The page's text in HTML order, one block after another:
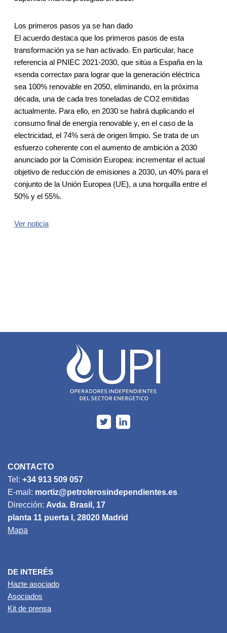
Los primeros pasos ya se han dado
El acuerdo destaca que los primeros pasos de esta
transformación ya se han activado. En particular, hace
referencia al PNIEC 2021-2030, que sitúa a España en la
«senda correcta» para lograr que la generación eléctrica
sea 100% renovable en 2050, eliminando, en la próxima
década, una de cada tres toneladas de CO2 emitidas
actualmente. Para ello, en 2030 se habrá duplicando el
consumo final de energía renovable y, en el caso de la
electricidad, el 74% será de origen limpio. Se trata de un
esfuerzo coherente con el aumento de ambición a 2030
anunciado por la Comisión Europea: incrementar el actual
objetivo de reducción de emisiones a 2030, un 40% para el
conjunto de la Unión Europea (UE), a una horquilla entre el
50% y el 55%.
Ver noticia
CONTACTO
Tel: +34 913 509 057
E-mail: mortiz@petrolerosindependientes.es
Dirección: Avda. Brasil, 17
planta 11 puerta I, 28020 Madrid
Mapa
DE INTERÉS
Hazte asociado
Asociados
Kit de prensa